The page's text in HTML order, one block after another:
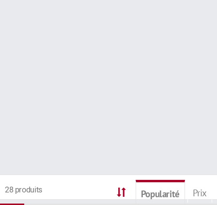
28 produits Popularité Prix